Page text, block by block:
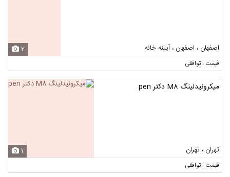
اصفهان ، اصفهان ، آیینه خانه 2
قیمت : توافقی
میکرونیدلینگ M8 دکتر pen
تهران ، تهران 1
قیمت : توافقی